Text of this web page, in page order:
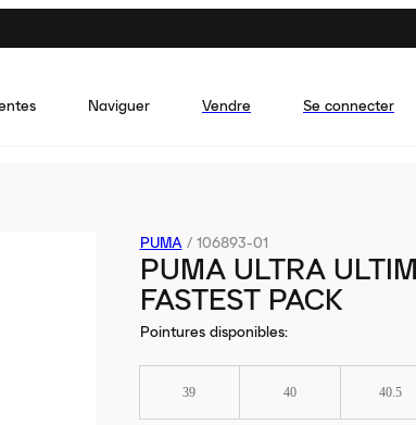
Naviguer Vendre Se connecter
PUMA / 106893-01
PUMA ULTRA
FASTEST PACK
Pointures disponibles:
39 40 40.5